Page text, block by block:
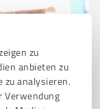
zu
anbieten zu
zu analysieren.
Verwendung